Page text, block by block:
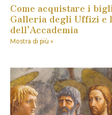
Come acquistare i
Galleria degli Uffizi e
dell’Accademia
Mostra di più »